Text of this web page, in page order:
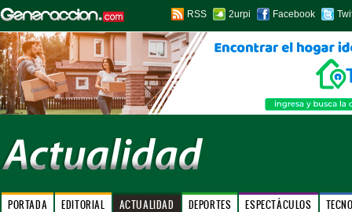
RSS 2urpi Facebook
PORTADA EDITORIAL ACTUALIDAD DEPORTES ESPECTÁCULOS